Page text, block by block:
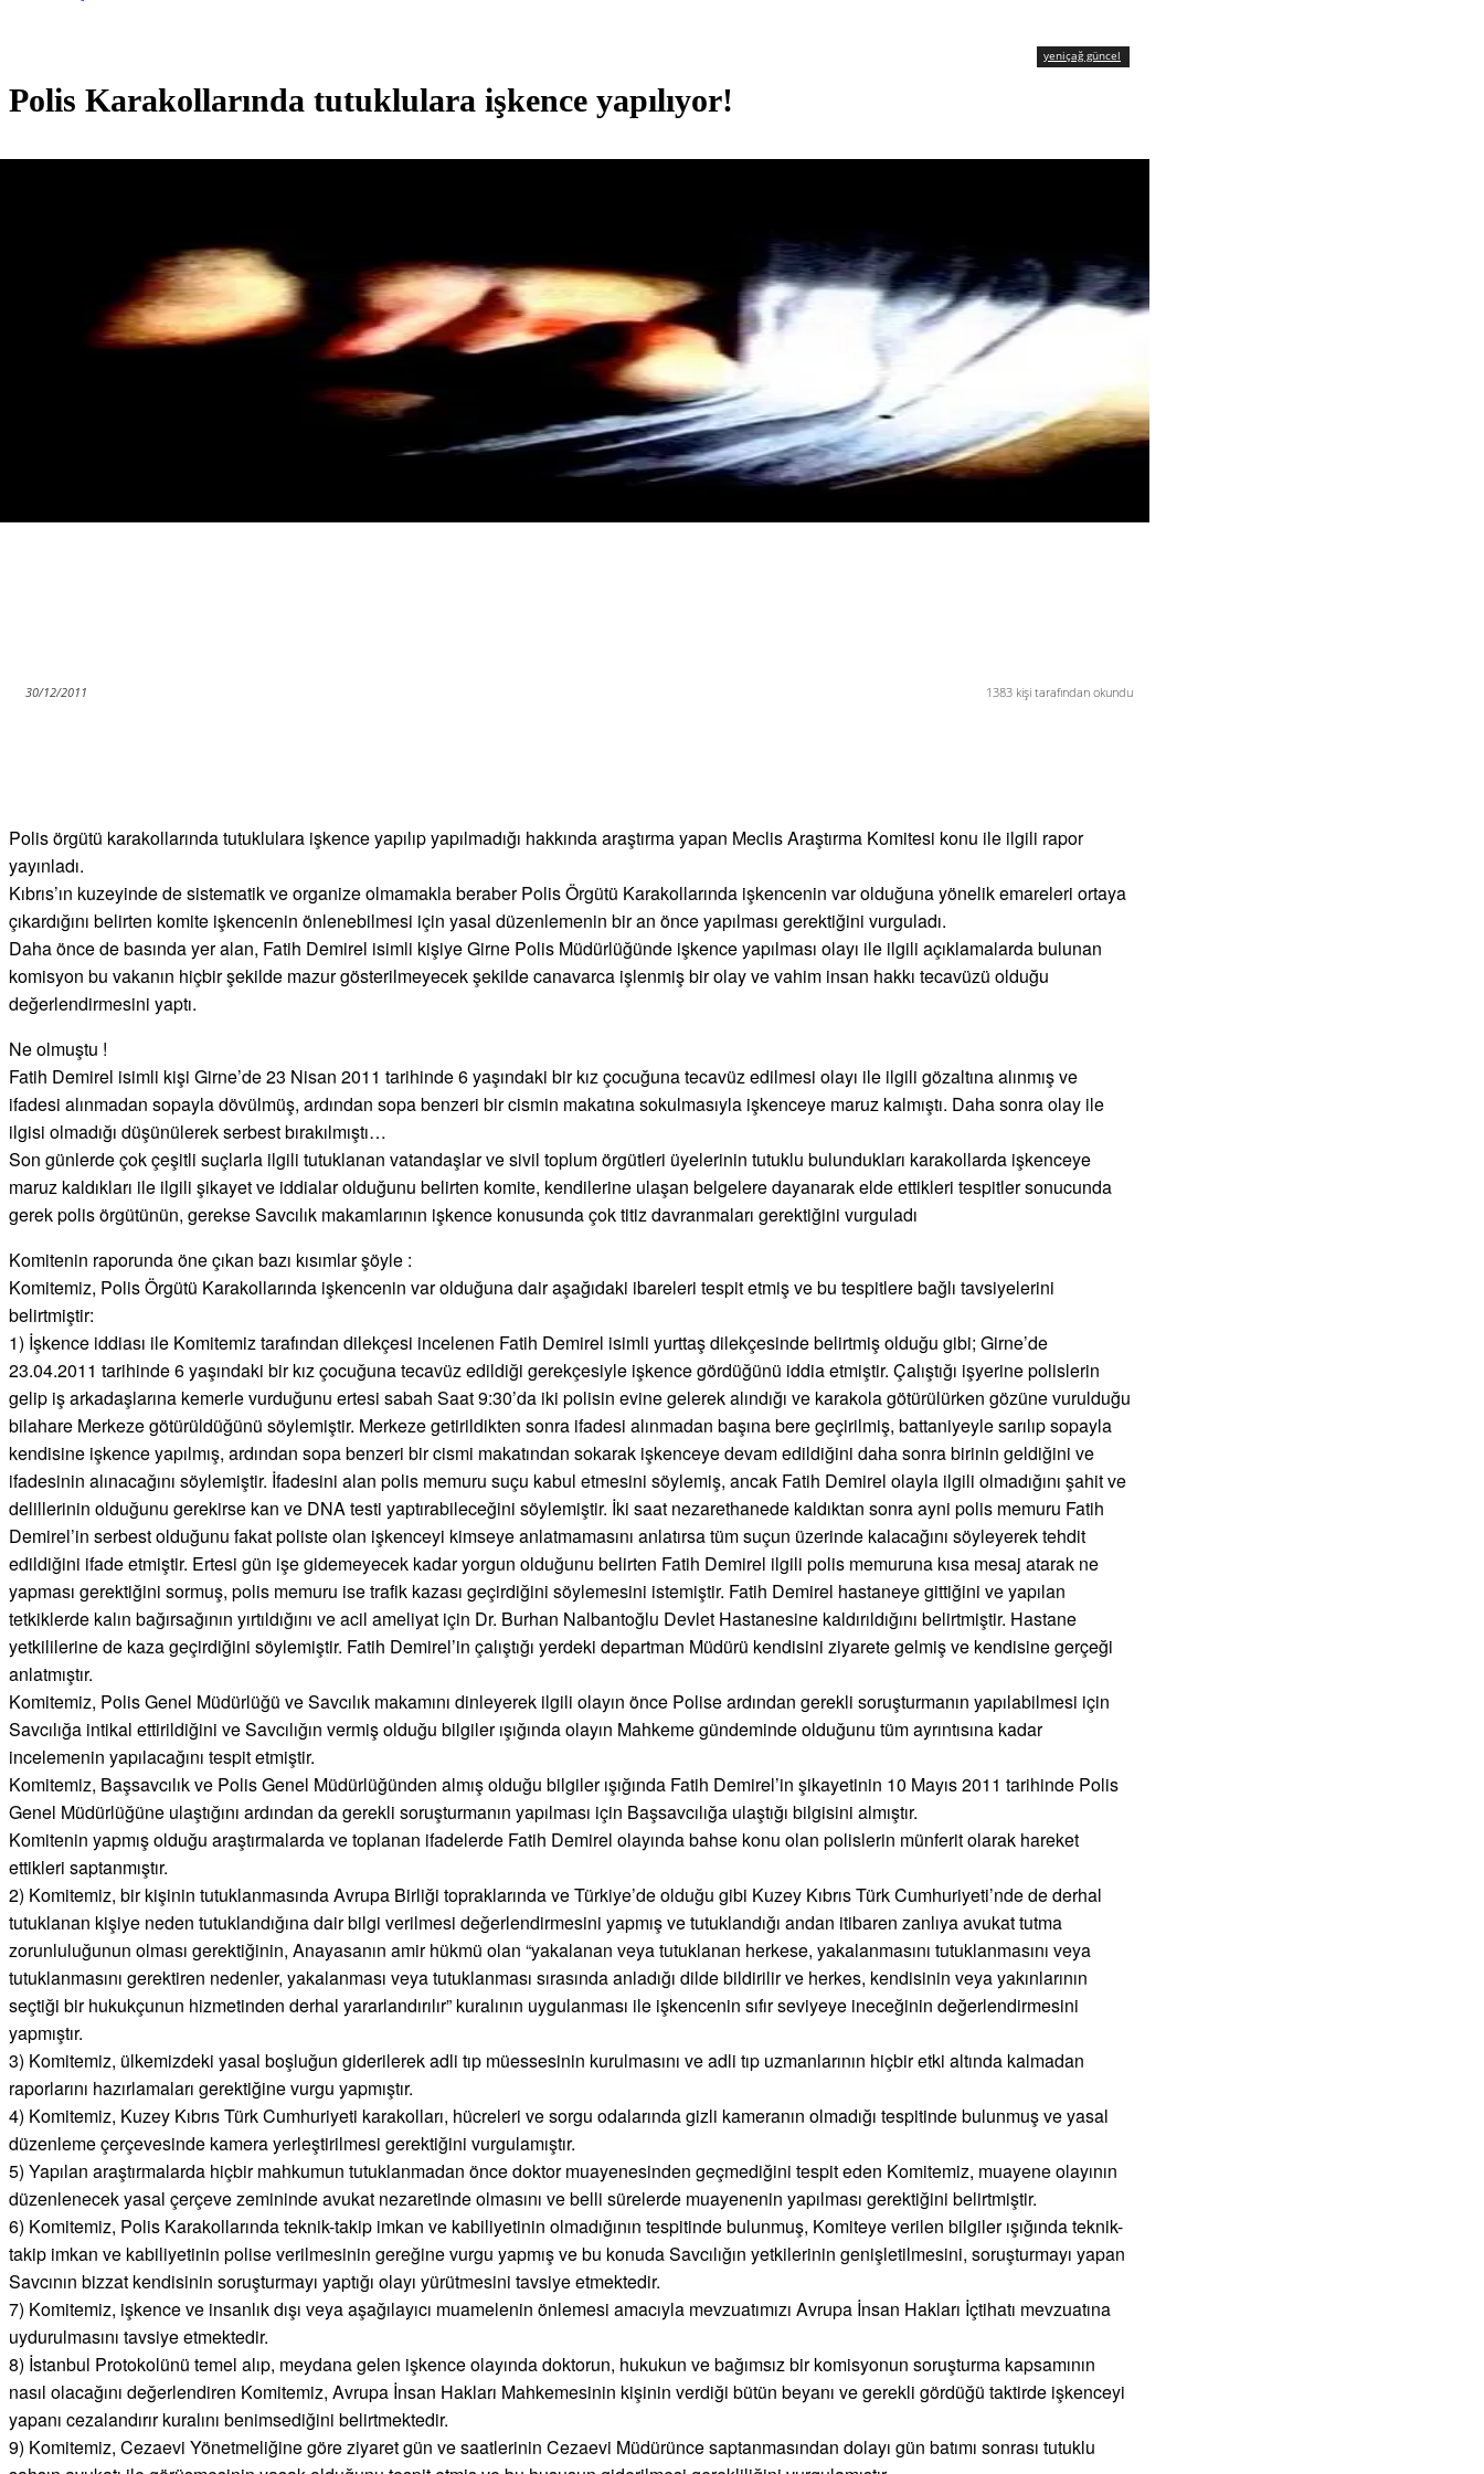
yeniçağ güncel
Polis Karakollarında tutuklulara işkence yapılıyor!
1383 kişi tarafından okundu
30/12/2011
Polis örgütü karakollarında tutuklulara işkence yapılıp yapılmadığı hakkında araştırma yapan Meclis Araştırma Komitesi konu ile ilgili rapor
yayınladı.
Kıbrıs’ın kuzeyinde de sistematik ve organize olmamakla beraber Polis Örgütü Karakollarında işkencenin var olduğuna yönelik emareleri ortaya
çıkardığını belirten komite işkencenin önlenebilmesi için yasal düzenlemenin bir an önce yapılması gerektiğini vurguladı.
Daha önce de basında yer alan, Fatih Demirel isimli kişiye Girne Polis Müdürlüğünde işkence yapılması olayı ile ilgili açıklamalarda bulunan
komisyon bu vakanın hiçbir şekilde mazur gösterilmeyecek şekilde canavarca işlenmiş bir olay ve vahim insan hakkı tecavüzü olduğu
değerlendirmesini yaptı.
Ne olmuştu !
Fatih Demirel isimli kişi Girne’de 23 Nisan 2011 tarihinde 6 yaşındaki bir kız çocuğuna tecavüz edilmesi olayı ile ilgili gözaltına alınmış ve
ifadesi alınmadan sopayla dövülmüş, ardından sopa benzeri bir cismin makatına sokulmasıyla işkenceye maruz kalmıştı. Daha sonra olay ile
ilgisi olmadığı düşünülerek serbest bırakılmıştı…
Son günlerde çok çeşitli suçlarla ilgili tutuklanan vatandaşlar ve sivil toplum örgütleri üyelerinin tutuklu bulundukları karakollarda işkenceye
maruz kaldıkları ile ilgili şikayet ve iddialar olduğunu belirten komite, kendilerine ulaşan belgelere dayanarak elde ettikleri tespitler sonucunda
gerek polis örgütünün, gerekse Savcılık makamlarının işkence konusunda çok titiz davranmaları gerektiğini vurguladı
Komitenin raporunda öne çıkan bazı kısımlar şöyle :
Komitemiz, Polis Örgütü Karakollarında işkencenin var olduğuna dair aşağıdaki ibareleri tespit etmiş ve bu tespitlere bağlı tavsiyelerini
belirtmiştir:
1) İşkence iddiası ile Komitemiz tarafından dilekçesi incelenen Fatih Demirel isimli yurttaş dilekçesinde belirtmiş olduğu gibi; Girne’de
23.04.2011 tarihinde 6 yaşındaki bir kız çocuğuna tecavüz edildiği gerekçesiyle işkence gördüğünü iddia etmiştir. Çalıştığı işyerine polislerin
gelip iş arkadaşlarına kemerle vurduğunu ertesi sabah Saat 9:30’da iki polisin evine gelerek alındığı ve karakola götürülürken gözüne vurulduğu
bilahare Merkeze götürüldüğünü söylemiştir. Merkeze getirildikten sonra ifadesi alınmadan başına bere geçirilmiş, battaniyeyle sarılıp sopayla
kendisine işkence yapılmış, ardından sopa benzeri bir cismi makatından sokarak işkenceye devam edildiğini daha sonra birinin geldiğini ve
ifadesinin alınacağını söylemiştir. İfadesini alan polis memuru suçu kabul etmesini söylemiş, ancak Fatih Demirel olayla ilgili olmadığını şahit ve
delillerinin olduğunu gerekirse kan ve DNA testi yaptırabileceğini söylemiştir. İki saat nezarethanede kaldıktan sonra ayni polis memuru Fatih
Demirel’in serbest olduğunu fakat poliste olan işkenceyi kimseye anlatmamasını anlatırsa tüm suçun üzerinde kalacağını söyleyerek tehdit
edildiğini ifade etmiştir. Ertesi gün işe gidemeyecek kadar yorgun olduğunu belirten Fatih Demirel ilgili polis memuruna kısa mesaj atarak ne
yapması gerektiğini sormuş, polis memuru ise trafik kazası geçirdiğini söylemesini istemiştir. Fatih Demirel hastaneye gittiğini ve yapılan
tetkiklerde kalın bağırsağının yırtıldığını ve acil ameliyat için Dr. Burhan Nalbantoğlu Devlet Hastanesine kaldırıldığını belirtmiştir. Hastane
yetkililerine de kaza geçirdiğini söylemiştir. Fatih Demirel’in çalıştığı yerdeki departman Müdürü kendisini ziyarete gelmiş ve kendisine gerçeği
anlatmıştır.
Komitemiz, Polis Genel Müdürlüğü ve Savcılık makamını dinleyerek ilgili olayın önce Polise ardından gerekli soruşturmanın yapılabilmesi için
Savcılığa intikal ettirildiğini ve Savcılığın vermiş olduğu bilgiler ışığında olayın Mahkeme gündeminde olduğunu tüm ayrıntısına kadar
incelemenin yapılacağını tespit etmiştir.
Komitemiz, Başsavcılık ve Polis Genel Müdürlüğünden almış olduğu bilgiler ışığında Fatih Demirel’in şikayetinin 10 Mayıs 2011 tarihinde Polis
Genel Müdürlüğüne ulaştığını ardından da gerekli soruşturmanın yapılması için Başsavcılığa ulaştığı bilgisini almıştır.
Komitenin yapmış olduğu araştırmalarda ve toplanan ifadelerde Fatih Demirel olayında bahse konu olan polislerin münferit olarak hareket
ettikleri saptanmıştır.
2) Komitemiz, bir kişinin tutuklanmasında Avrupa Birliği topraklarında ve Türkiye’de olduğu gibi Kuzey Kıbrıs Türk Cumhuriyeti’nde de derhal
tutuklanan kişiye neden tutuklandığına dair bilgi verilmesi değerlendirmesini yapmış ve tutuklandığı andan itibaren zanlıya avukat tutma
zorunluluğunun olması gerektiğinin, Anayasanın amir hükmü olan “yakalanan veya tutuklanan herkese, yakalanmasını tutuklanmasını veya
tutuklanmasını gerektiren nedenler, yakalanması veya tutuklanması sırasında anladığı dilde bildirilir ve herkes, kendisinin veya yakınlarının
seçtiği bir hukukçunun hizmetinden derhal yararlandırılır” kuralının uygulanması ile işkencenin sıfır seviyeye ineceğinin değerlendirmesini
yapmıştır.
3) Komitemiz, ülkemizdeki yasal boşluğun giderilerek adli tıp müessesinin kurulmasını ve adli tıp uzmanlarının hiçbir etki altında kalmadan
raporlarını hazırlamaları gerektiğine vurgu yapmıştır.
4) Komitemiz, Kuzey Kıbrıs Türk Cumhuriyeti karakolları, hücreleri ve sorgu odalarında gizli kameranın olmadığı tespitinde bulunmuş ve yasal
düzenleme çerçevesinde kamera yerleştirilmesi gerektiğini vurgulamıştır.
5) Yapılan araştırmalarda hiçbir mahkumun tutuklanmadan önce doktor muayenesinden geçmediğini tespit eden Komitemiz, muayene olayının
düzenlenecek yasal çerçeve zemininde avukat nezaretinde olmasını ve belli sürelerde muayenenin yapılması gerektiğini belirtmiştir.
6) Komitemiz, Polis Karakollarında teknik-takip imkan ve kabiliyetinin olmadığının tespitinde bulunmuş, Komiteye verilen bilgiler ışığında teknik-
takip imkan ve kabiliyetinin polise verilmesinin gereğine vurgu yapmış ve bu konuda Savcılığın yetkilerinin genişletilmesini, soruşturmayı yapan
Savcının bizzat kendisinin soruşturmayı yaptığı olayı yürütmesini tavsiye etmektedir.
7) Komitemiz, işkence ve insanlık dışı veya aşağılayıcı muamelenin önlemesi amacıyla mevzuatımızı Avrupa İnsan Hakları İçtihatı mevzuatına
uydurulmasını tavsiye etmektedir.
8) İstanbul Protokolünü temel alıp, meydana gelen işkence olayında doktorun, hukukun ve bağımsız bir komisyonun soruşturma kapsamının
nasıl olacağını değerlendiren Komitemiz, Avrupa İnsan Hakları Mahkemesinin kişinin verdiği bütün beyanı ve gerekli gördüğü taktirde işkenceyi
yapanı cezalandırır kuralını benimsediğini belirtmektedir.
9) Komitemiz, Cezaevi Yönetmeliğine göre ziyaret gün ve saatlerinin Cezaevi Müdürünce saptanmasından dolayı gün batımı sonrası tutuklu